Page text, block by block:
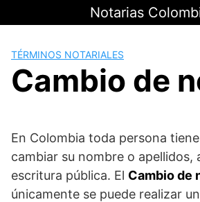
al
Notarias
TÉRMINOS NOTARIALES
Cambio de
En Colombia toda persona
cambiar su nombre o apellidos,
escritura pública. El Cambio de
únicamente se puede realizar